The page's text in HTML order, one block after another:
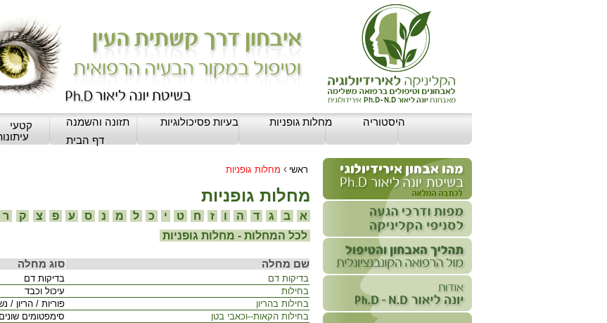
קטעי
תזונה והשמנה בעיות פסיכולוגיות מחלות גופניות
היסטוריה
דף הבית
ראשי › מחלות גופניות
מחלות גופניות
א ב ג ד ה ו ז ח ט י כ ל מ נ ס ע פ צ ק ר
לכל המחלות - מחלות גופניות
סוג מחלה שם מחלה
בדיקות דם
בדיקות דם
עיכול וכבד
בחילות
פוריות / הריון /
בחילות בהריון
סימפטומים שונים
בחילות הקאות--וכאבי בטן